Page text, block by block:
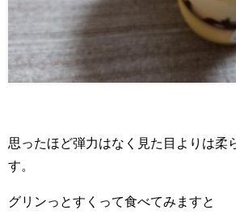
思ったほど弾力はなく見た目よりは柔
す。
グリンっとすくって食べてみますと